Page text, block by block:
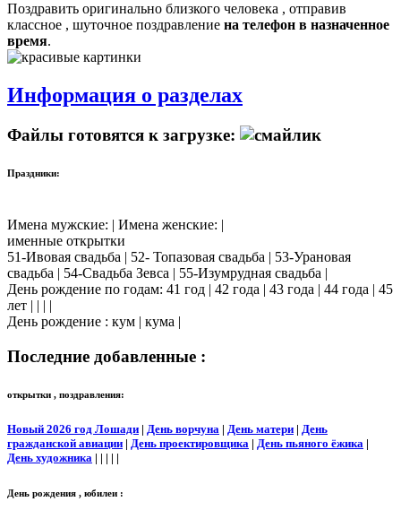
Поздравить оригинально близкого человека , отправив
классное , шуточное поздравление на телефон в назначенное
время.
Информация о разделах
Файлы готовятся к загрузке:
Праздники:
Имена мужские: | Имена женские: |
именные открытки
51-Ивовая свадьба | 52- Топазовая свадьба | 53-Урановая
свадьба | 54-Свадьба Зевса | 55-Изумрудная свадьба |
День рождение по годам: 41 год | 42 года | 43 года | 44 года | 45
лет | | | |
День рождение : кум | кума |
Последние добавленные :
открытки , поздравления:
Новый 2026 год Лошади | День ворчуна | День матери | День
гражданской авиации | День проектировщика | День пьяного ёжика |
День художника | | | | |
День рождения , юбилеи :